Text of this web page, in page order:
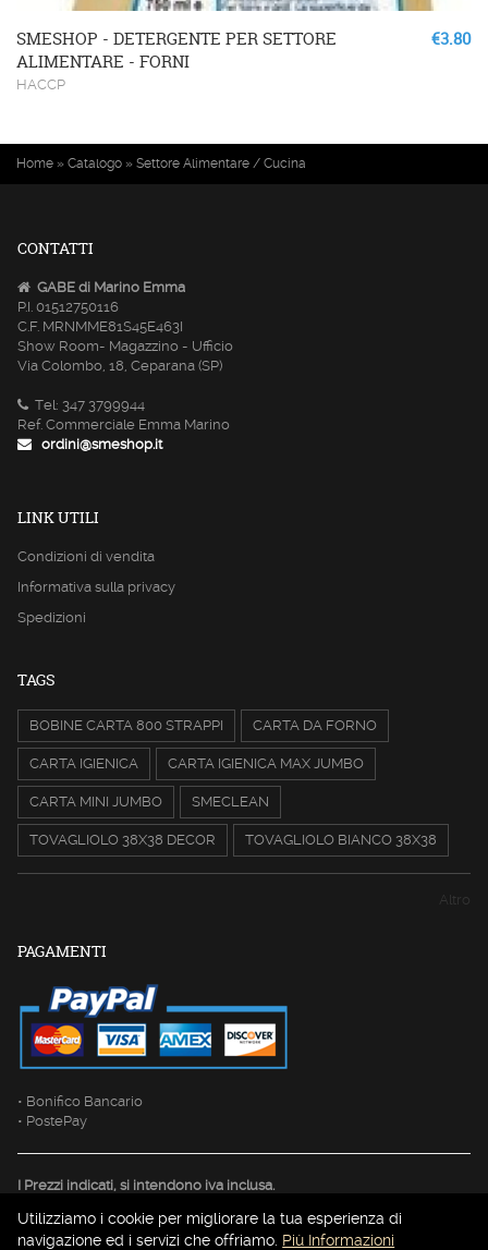
€3.80
SMESHOP - DETERGENTE PER SETTORE
ALIMENTARE - FORNI
HACCP
Tu sei qui
Home » Catalogo » Settore Alimentare / Cucina
CONTATTI
GABE di Marino Emma
P.I. 01512750116
C.F. MRNMME81S45E463I
Show Room- Magazzino - Ufficio
Via Colombo, 18, Ceparana (SP)
Tel: 347 3799944
Ref. Commerciale Emma Marino
ordini@smeshop.it
LINK UTILI
Condizioni di vendita
Informativa sulla privacy
Spedizioni
TAGS
BOBINE CARTA 800 STRAPPI CARTA DA FORNO
CARTA IGIENICA CARTA IGIENICA MAX JUMBO
CARTA MINI JUMBO SMECLEAN
TOVAGLIOLO 38X38 DECOR TOVAGLIOLO BIANCO 38X38
Altro
PAGAMENTI
• Bonifico Bancario
• PostePay
I Prezzi indicati, si intendono iva inclusa.
Utilizziamo i cookie per migliorare la tua esperienza di
navigazione ed i servizi che offriamo. Più Informazioni